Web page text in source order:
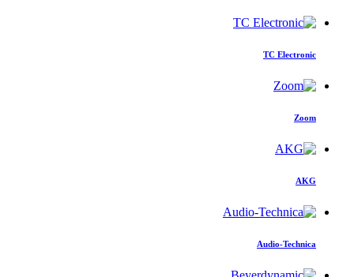
TC Electronic
Zoom
AKG
Audio-Technica